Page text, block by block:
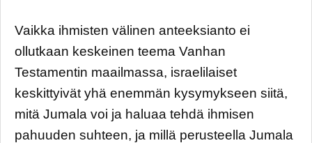
Vaikka ihmisten välinen anteeksianto ei
ollutkaan keskeinen teema Vanhan
Testamentin maailmassa, israelilaiset
keskittyivät yhä enemmän kysymykseen siitä,
mitä Jumala voi ja haluaa tehdä ihmisen
pahuuden suhteen, ja millä perusteella Jumala